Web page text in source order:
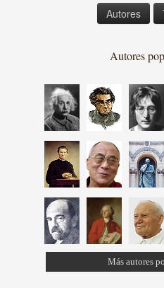
Autores
Autores
Más autores